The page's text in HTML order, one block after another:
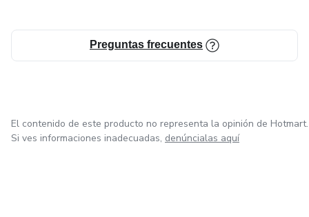
Preguntas frecuentes
El contenido de este producto no representa la opinión de Hotmart.
Si ves informaciones inadecuadas, denúncialas aquí